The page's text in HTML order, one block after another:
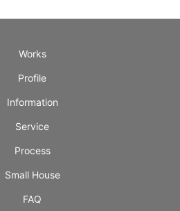
Works
Profile
Information
Service
Process
Small House
FAQ